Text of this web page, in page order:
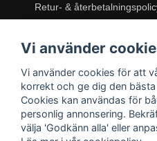
Retur- &
Dukning & Servering
Kök & Matlagning
Belysning
Textil & Mattor
Möbler
Vi använder
Vi använder cookies för att
korrekt och ge dig den
Cookies kan användas för
personlig annonsering.
välja 'Godkänn alla' eller